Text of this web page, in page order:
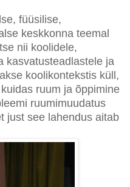
füüsilise,
keskkonna teemal
nii koolidele,
kasvatusteadlastele ja
koolikontekstis küll,
ruum ja õppimine
ruumimuudatus
just see lahendus aitab